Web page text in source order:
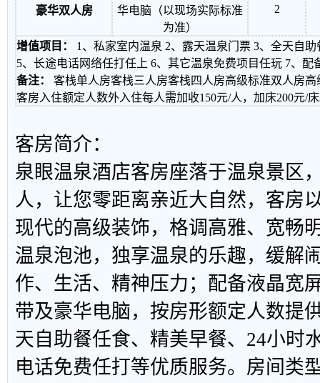
豪华双人房
华电脑（以现场实际标准
为准）
2
增值项目：
1、私家室内温泉 2、露天温泉门票 3、全天自
5、长途电话网络任打任上 6、其它温泉免费项目任玩 7、配
备注：
客栈单人房客栈三人房客栈四人房高级标准双人房
客房入住额定人数外入住每人需加收150元/人，加床200元/
客房简介：
泉眼温泉酒店客房座落于温泉景区
人，让您零距离亲近大自然，客房
现代的高级装饰，格调高雅、宽畅
温泉泡池，独享温泉的乐趣，缓解
作、生活、精神压力；配备液晶宽
带及豪华电脑，按房形额定人数提
天自助餐任食、精美早餐、24小时
电话免费任打等优质服务。房间类